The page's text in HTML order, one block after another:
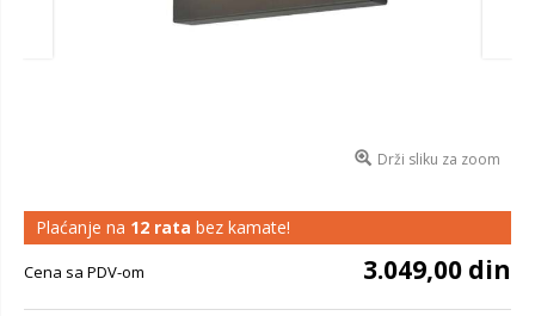
Drži sliku za zoom
Plaćanje na 12 rata bez kamate!
Cena sa PDV-om 3.049,00 din